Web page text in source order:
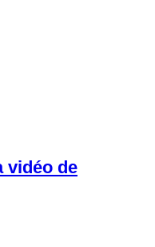
vidéo de